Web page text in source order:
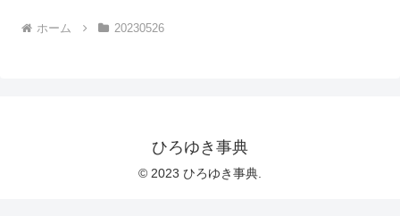
ホーム 20230526
ひろゆき事典
© 2023 ひろゆき事典.